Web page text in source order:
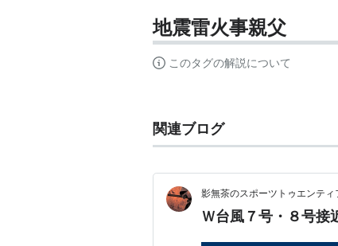
地震雷火事親父
このタグの解説について
関連ブログ
影無茶のスポーツトゥエンティ
Ｗ台風７号・８号